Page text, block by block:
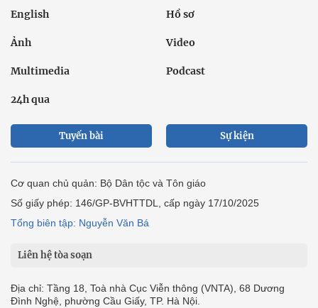
English Hồ sơ
Ảnh Video
Multimedia Podcast
24h qua
Tuyến bài Sự kiện
Cơ quan chủ quản: Bộ Dân tộc và Tôn giáo
Số giấy phép: 146/GP-BVHTTDL, cấp ngày 17/10/2025
Tổng biên tập: Nguyễn Văn Bá
Liên hệ tòa soạn
Địa chỉ: Tầng 18, Toà nhà Cục Viễn thông (VNTA), 68 Dương
Đình Nghệ, phường Cầu Giấy, TP. Hà Nội.